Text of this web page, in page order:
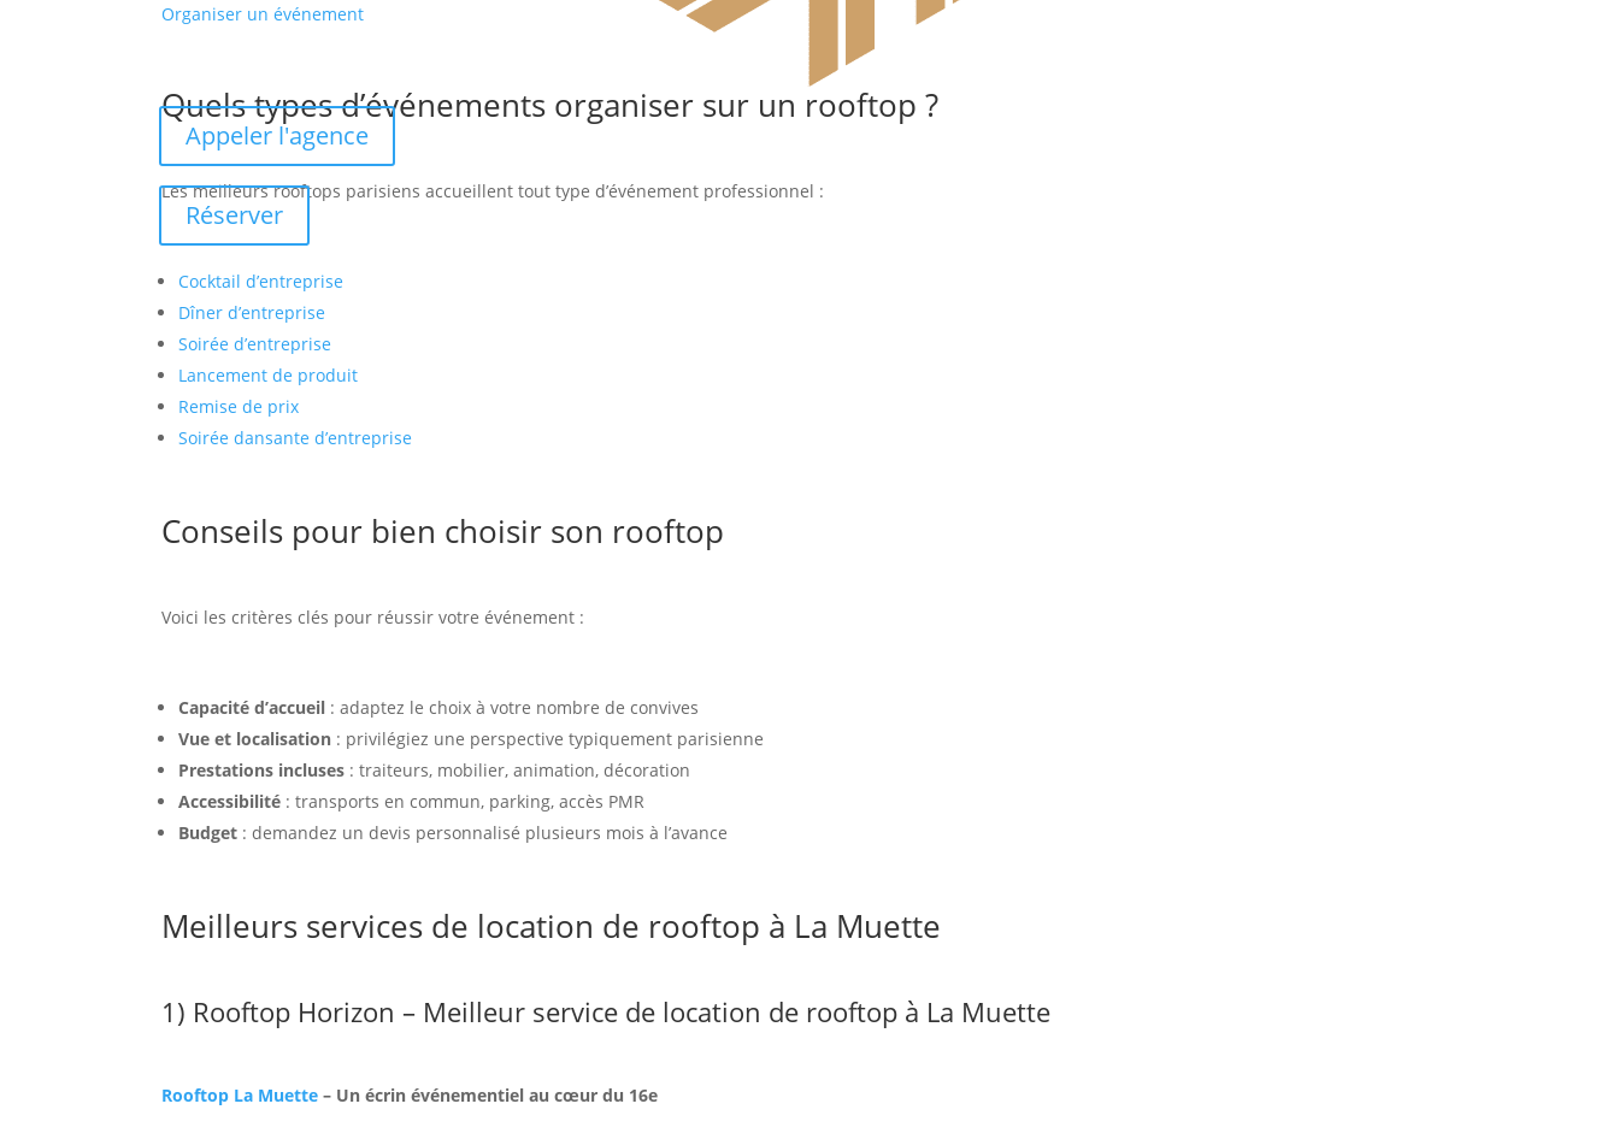
Appeler l'agence
Réserver
Organiser un événement
Quels types d’événements organiser sur un rooftop ?
Les meilleurs rooftops parisiens accueillent tout type d’événement professionnel :
Cocktail d’entreprise
Dîner d’entreprise
Soirée d’entreprise
Lancement de produit
Remise de prix
Soirée dansante d’entreprise
Conseils pour bien choisir son rooftop
Voici les critères clés pour réussir votre événement :
Capacité d’accueil : adaptez le choix à votre nombre de convives
Vue et localisation : privilégiez une perspective typiquement parisienne
Prestations incluses : traiteurs, mobilier, animation, décoration
Accessibilité : transports en commun, parking, accès PMR
Budget : demandez un devis personnalisé plusieurs mois à l’avance
Meilleurs services de location de rooftop à La Muette
1) Rooftop Horizon – Meilleur service de location de rooftop à La Muette
Rooftop La Muette – Un écrin événementiel au cœur du 16e